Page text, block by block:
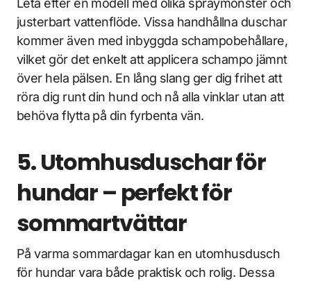
Leta efter en modell med olika spraymönster och
justerbart vattenflöde. Vissa handhållna duschar
kommer även med inbyggda schampobehållare,
vilket gör det enkelt att applicera schampo jämnt
över hela pälsen. En lång slang ger dig frihet att
röra dig runt din hund och nå alla vinklar utan att
behöva flytta på din fyrbenta vän.
5. Utomhusduschar för
hundar – perfekt för
sommartvättar
På varma sommardagar kan en utomhusdusch
för hundar vara både praktisk och rolig. Dessa